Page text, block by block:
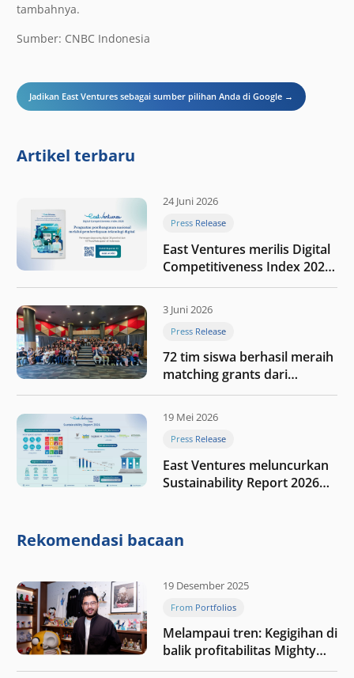
tambahnya.
Sumber: CNBC Indonesia
Jadikan East Ventures sebagai sumber pilihan Anda di Google →
Artikel terbaru
24 Juni 2026
Press Release
East Ventures merilis Digital
Competitiveness Index 2026,
menyoroti fase transformasi
digital Indonesia selanjutnya
3 Juni 2026
Press Release
72 tim siswa berhasil meraih
matching grants dari
program My First $1000
19 Mei 2026
Press Release
East Ventures meluncurkan
Sustainability Report 2026
nilai melalui kedisiplinan”
Rekomendasi bacaan
19 Desember 2025
From Portfolios
Melampaui tren: Kegigihan di
balik profitabilitas Mighty
Jaxx